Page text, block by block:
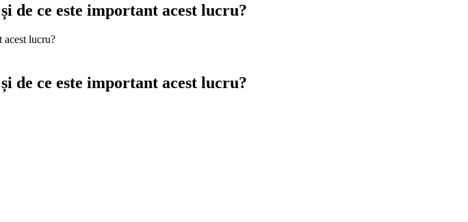
de ce este important acest lucru?
acest lucru?
de ce este important acest lucru?